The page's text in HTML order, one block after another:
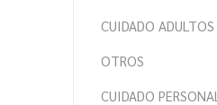
CUIDADO ADULTOS
OTROS
CUIDADO PERSONAL